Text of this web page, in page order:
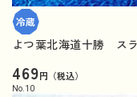
よつ葉北海道十勝 ス
469円（税込）
No. 10